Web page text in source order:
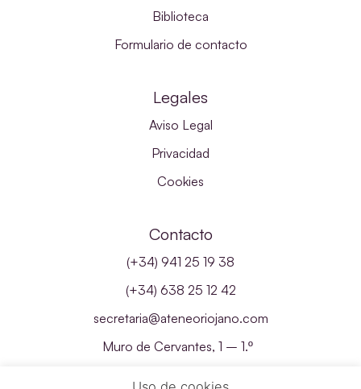
Biblioteca
Formulario de contacto
Legales
Aviso Legal
Privacidad
Cookies
Contacto
(+34) 941 25 19 38
(+34) 638 25 12 42
secretaria@ateneoriojano.com
Muro de Cervantes, 1 – 1.º